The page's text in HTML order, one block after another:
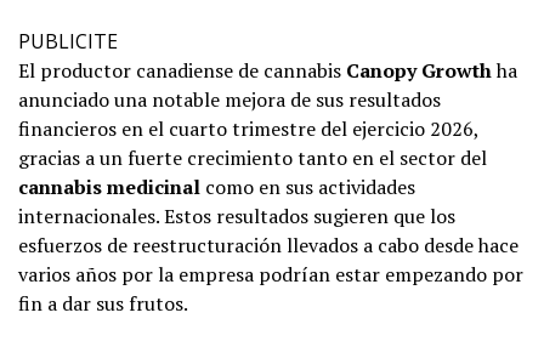
PUBLICITE
El productor canadiense de cannabis Canopy Growthha
anunciado una notable mejora de sus resultados
financieros en el cuarto trimestre del ejercicio 2026,
gracias a un fuerte crecimiento tanto en el sector del
cannabis medicinal como en sus actividades
internacionales. Estos resultados sugieren que los
esfuerzos de reestructuración llevados a cabo desde hace
varios años por la empresa podrían estar empezando por
fin a dar sus frutos.